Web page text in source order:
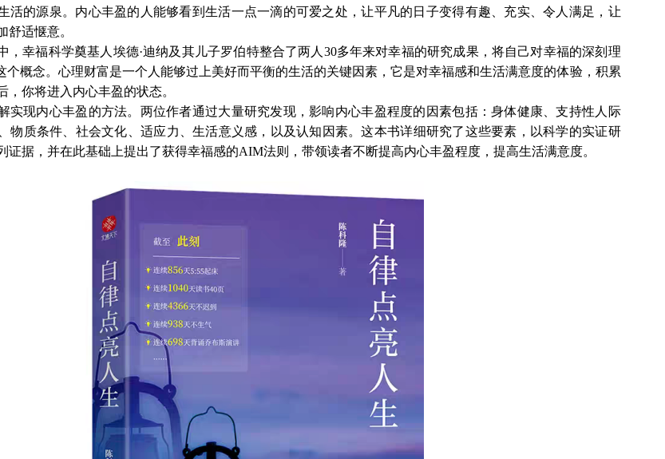
活的源泉。内心丰盈的人能够看到生活一点一滴的可爱之处，让平凡的日子变得有趣、充实、令人满足，让
舒适惬意。
，幸福科学奠基人埃德·迪纳及其儿子罗伯特整合了两人30多年来对幸福的研究成果，将自己对幸福的深刻理
个概念。心理财富是一个人能够过上美好而平衡的生活的关键因素，它是对幸福感和生活满意度的体验，积累
，你将进入内心丰盈的状态。
实现内心丰盈的方法。两位作者通过大量研究发现，影响内心丰盈程度的因素包括：身体健康、支持性人际
物质条件、社会文化、适应力、生活意义感，以及认知因素。这本书详细研究了这些要素，以科学的实证研
证据，并在此基础上提出了获得幸福感的AIM法则，带领读者不断提高内心丰盈程度，提高生活满意度。